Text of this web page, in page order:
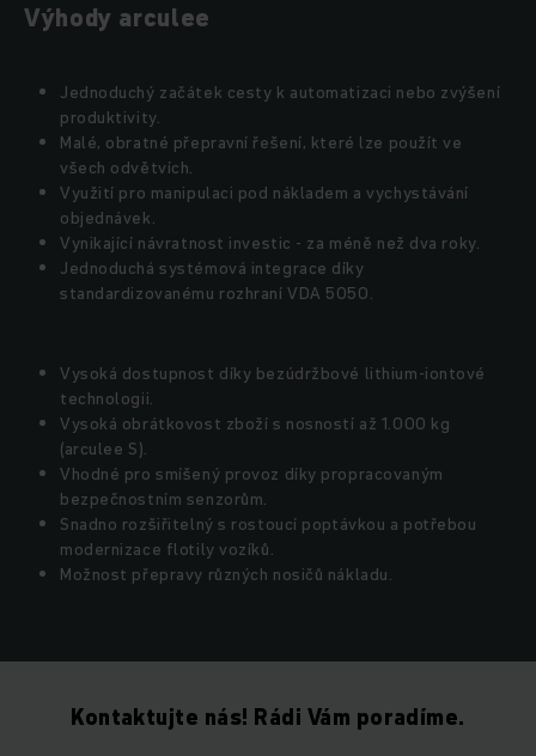
Výhody arculee
Jednoduchý začátek cesty k automatizaci nebo zvýšení
produktivity.
Malé, obratné přepravní řešení, které lze použít ve
všech odvětvích.
Využití pro manipulaci pod nákladem a vychystávání
objednávek.
Vynikající návratnost investic - za méně než dva roky.
Jednoduchá systémová integrace díky
standardizovanému rozhraní VDA 5050.
Vysoká dostupnost díky bezúdržbové lithium-iontové
technologii.
Vysoká obrátkovost zboží s nosností až 1.000 kg
(arculee S).
Vhodné pro smíšený provoz díky propracovaným
bezpečnostním senzorům.
Snadno rozšiřitelný s rostoucí poptávkou a potřebou
modernizace flotily vozíků.
Možnost přepravy různých nosičů nákladu.
Kontaktujte nás! Rádi Vám poradíme.